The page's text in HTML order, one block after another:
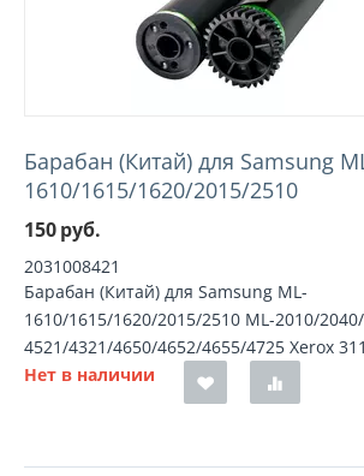
Барабан (Китай) для Samsung
1610/1615/1620/2015/2510
150руб.
2031008421
Барабан (Китай) для Samsung ML-
1610/1615/1620/2015/2510 ML-2010/
4521/4321/4650/4652/4655/4725 Xerox
Нет в наличии